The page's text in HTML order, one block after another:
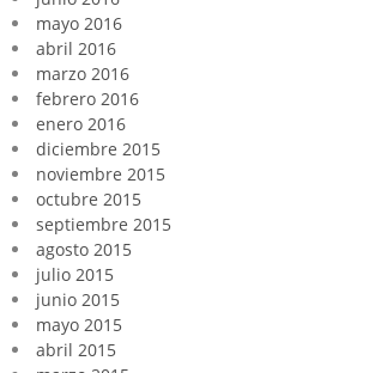
mayo 2016
abril 2016
marzo 2016
febrero 2016
enero 2016
diciembre 2015
noviembre 2015
octubre 2015
septiembre 2015
agosto 2015
julio 2015
junio 2015
mayo 2015
abril 2015